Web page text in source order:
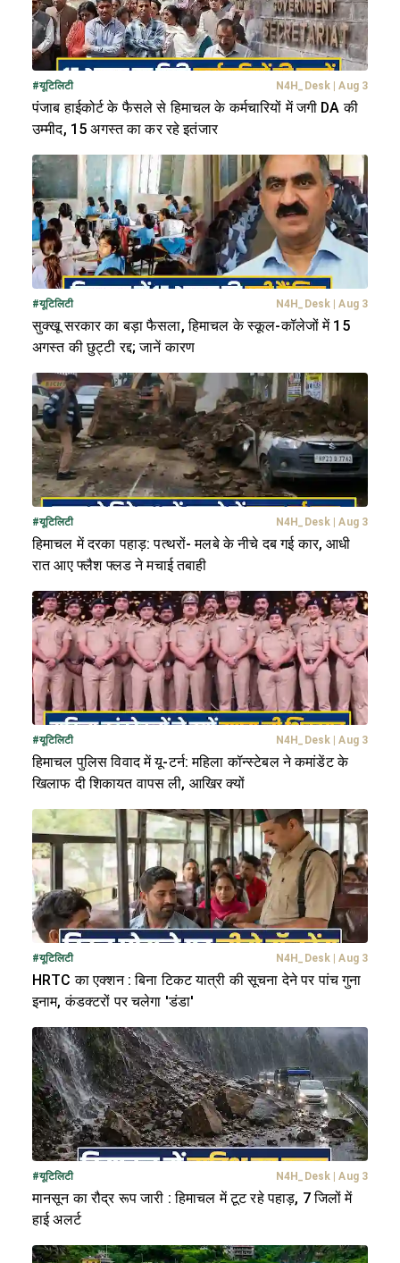
#यूटिलिटी N4H_Desk Aug 3
पंजाब हाईकोर्ट के फैसले से हिमाचल के कर्मचारियों में जगी DA की
उम्मीद, 15 अगस्त का कर रहे इतंजार
#यूटिलिटी N4H_Desk Aug 3
सुक्खू सरकार का बड़ा फैसला, हिमाचल के स्कूल-कॉलेजों में 15
अगस्त की छुट्टी रद्द; जानें कारण
#यूटिलिटी N4H_Desk Aug 3
हिमाचल में दरका पहाड़: पत्थरों- मलबे के नीचे दब गई कार, आधी
रात आए फ्लैश फ्लड ने मचाई तबाही
#यूटिलिटी N4H_Desk Aug 3
हिमाचल पुलिस विवाद में यू-टर्न: महिला कॉन्स्टेबल ने कमांडेंट के
खिलाफ दी शिकायत वापस ली, आखिर क्यों
#यूटिलिटी N4H_Desk Aug 3
HRTC का एक्शन : बिना टिकट यात्री की सूचना देने पर पांच गुना
इनाम, कंडक्टरों पर चलेगा 'डंडा'
#यूटिलिटी N4H_Desk Aug 3
मानसून का रौद्र रूप जारी : हिमाचल में टूट रहे पहाड़, 7 जिलों में
हाई अलर्ट